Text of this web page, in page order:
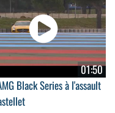
01:50
Black Series à l'assault